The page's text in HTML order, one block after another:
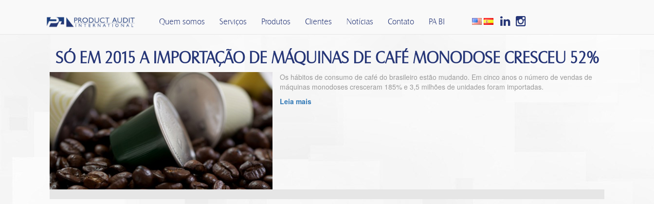
Quem somos Serviços Produtos Clientes Notícias Contato PA BI
SÓ EM 2015 A IMPORTAÇÃO DE MÁQUINAS DE CAFÉ MONODOSE CRESCEU 52%
Os hábitos de consumo de café do brasileiro estão mudando. Em cinco anos o número de vendas de
máquinas monodoses cresceram 185% e 3,5 milhões de unidades foram importadas.
Leia mais